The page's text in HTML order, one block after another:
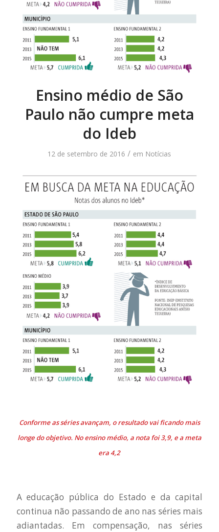
Ensino médio de São
Paulo não cumpre meta
do Ideb
12 de setembro de 2016 / em Notícias
Conforme as séries avançam, o resultado vai ficando mais
longe do objetivo. No ensino médio, a nota foi 3,9, e a meta
era 4,2
A educação pública do Estado e da capital
continua não passando de ano nas séries mais
adiantadas. Em compensação, nas séries